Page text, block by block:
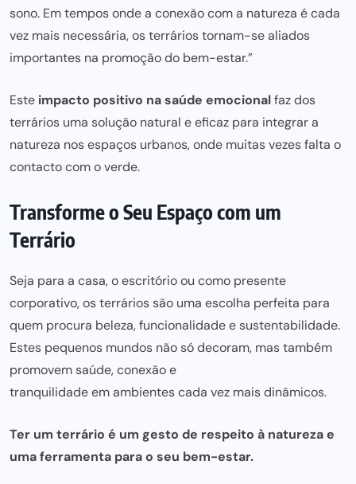
sono. Em tempos onde a conexão com a natureza é cada
vez mais necessária, os terrários tornam-se aliados
importantes na promoção do bem-estar.”
Este impacto positivo na saúde emocionalfaz dos
terrários uma solução natural e eficaz para integrara
natureza nos espaços urbanos, onde muitas vezes falta o
contacto com o verde.
Transforme o Seu Espaço com um
Terrário
Seja para a casa,o escritório ou como presente
corporativo, os terrários são uma escolha perfeita para
quem procura beleza, funcionalidade e sustentabilidade.
Estes pequenos mundos não só decoram, mas também
promovem saúde, conexão e
tranquilidade em ambientes cada vez maisdinâmicos.
Ter um terrário é um gesto de respeito à natureza e
umaferramenta parao seu bem-estar.